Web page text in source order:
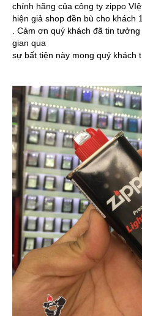
chính hãng của công ty zippo
hiện giả shop đền bù cho khách
. Cảm ơn quý khách đã tin
gian qua
sự bất tiện này mong quý khách